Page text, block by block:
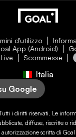
d'utilizzo
App (Android)
Scommesse
Italia
Google
i diritti riservati. Le
diffuse, riscritte o
autorizzazione scritta di Goal